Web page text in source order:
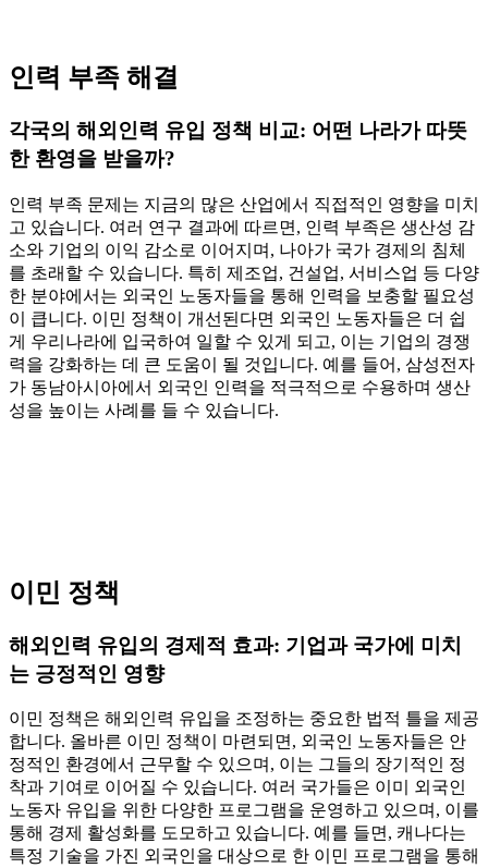
인력 부족 해결
각국의 해외인력 유입 정책 비교: 어떤 나라가 따뜻
한 환영을 받을까?
인력 부족 문제는 지금의 많은 산업에서 직접적인 영향을 미치
고 있습니다. 여러 연구 결과에 따르면, 인력 부족은 생산성 감
소와 기업의 이익 감소로 이어지며, 나아가 국가 경제의 침체
를 초래할 수 있습니다. 특히 제조업, 건설업, 서비스업 등 다양
한 분야에서는 외국인 노동자들을 통해 인력을 보충할 필요성
이 큽니다. 이민 정책이 개선된다면 외국인 노동자들은 더 쉽
게 우리나라에 입국하여 일할 수 있게 되고, 이는 기업의 경쟁
력을 강화하는 데 큰 도움이 될 것입니다. 예를 들어, 삼성전자
가 동남아시아에서 외국인 인력을 적극적으로 수용하며 생산
성을 높이는 사례를 들 수 있습니다.
이민 정책
해외인력 유입의 경제적 효과: 기업과 국가에 미치
는 긍정적인 영향
이민 정책은 해외인력 유입을 조정하는 중요한 법적 틀을 제공
합니다. 올바른 이민 정책이 마련되면, 외국인 노동자들은 안
정적인 환경에서 근무할 수 있으며, 이는 그들의 장기적인 정
착과 기여로 이어질 수 있습니다. 여러 국가들은 이미 외국인
노동자 유입을 위한 다양한 프로그램을 운영하고 있으며, 이를
통해 경제 활성화를 도모하고 있습니다. 예를 들면, 캐나다는
특정 기술을 가진 외국인을 대상으로 한 이민 프로그램을 통해